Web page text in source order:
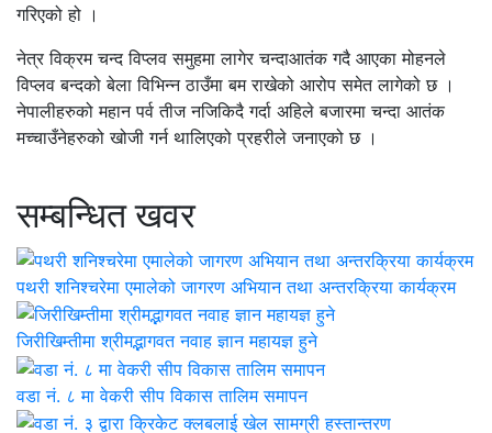
गरिएको हो ।
नेत्र विक्रम चन्द विप्लव समुहमा लागेर चन्दाआतंक गदै आएका मोहनले
विप्लव बन्दको बेला विभिन्न ठाउँमा बम राखेको आरोप समेत लागेको छ ।
नेपालीहरुको महान पर्व तीज नजिकिदै गर्दा अहिले बजारमा चन्दा आतंक
मच्चाउँनेहरुको खोजी गर्न थालिएको प्रहरीले जनाएको छ ।
सम्बन्धित खवर
पथरी शनिश्चरेमा एमालेको जागरण अभियान तथा अन्तरक्रिया कार्यक्रम
जिरीखिम्तीमा श्रीमद्भागवत नवाह ज्ञान महायज्ञ हुने
वडा नं. ८ मा वेकरी सीप विकास तालिम समापन